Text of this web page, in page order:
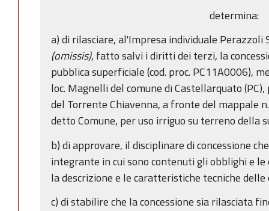
determina:
a) di rilasciare, al'Impresa individuale Perazzoli
(omissis), fatto salvi i diritti dei terzi, la
pubblica superficiale (cod. proc. PC11A0006),
loc. Magnelli del comune di Castellarquato
del Torrente Chiavenna, a fronte del mappale
detto Comune, per uso irriguo su terreno della
b) di approvare, il disciplinare di concessione
integrante in cui sono contenuti gli obblighi e
la descrizione e le caratteristiche tecniche
c) di stabilire che la concessione sia rilasciata